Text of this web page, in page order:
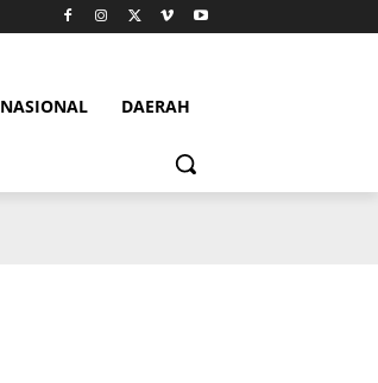
NASIONAL DAERAH